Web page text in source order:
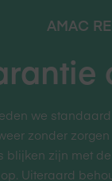
AMAC
we
zonder
blijken zijn met
Uiteraard